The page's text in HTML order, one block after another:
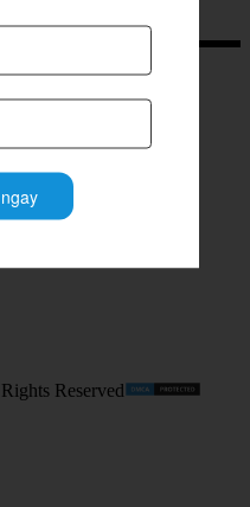
Reserved